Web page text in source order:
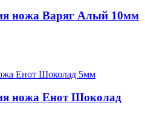
ножа Варяг Алый 10мм
ножа Енот Шоколад